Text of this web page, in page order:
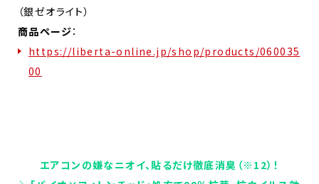
（銀ゼオライト）
商品ページ：
https://liberta-online.jp/shop/products/060035
00
エアコンの嫌なニオイ、貼るだけ徹底消臭（※12）！